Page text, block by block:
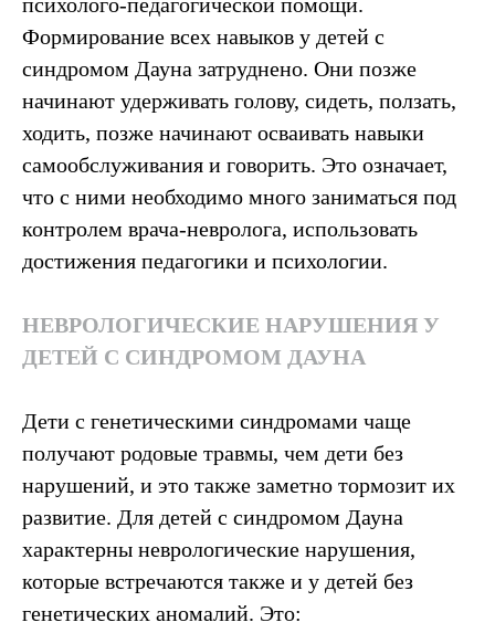
Формирование всех навыков у детей с
синдромом Дауна затруднено. Они позже
начинают удерживать голову, сидеть, ползать,
ходить, позже начинают осваивать навыки
самообслуживания и говорить. Это означает,
что с ними необходимо много заниматься под
контролем врача-невролога, использовать
достижения педагогики и психологии.
НЕВРОЛОГИЧЕСКИЕ НАРУШЕНИЯ У
ДЕТЕЙ С СИНДРОМОМ ДАУНА
Дети с генетическими синдромами чаще
получают родовые травмы, чем дети без
нарушений, и это также заметно тормозит их
развитие. Для детей с синдромом Дауна
характерны неврологические нарушения,
которые встречаются также и у детей без
генетических аномалий. Это: